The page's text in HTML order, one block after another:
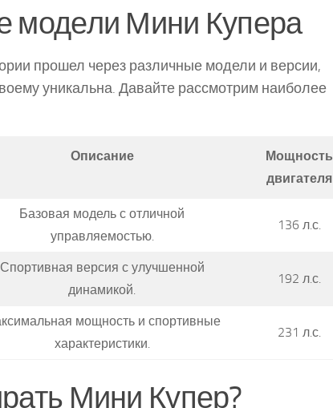
модели Мини Купера
прошел через различные модели и версии,
уникальна. Давайте рассмотрим наиболее
Описание
Мощность
двигателя
Базовая модель с отличной
управляемостью.
136 л.с.
Спортивная версия с улучшенной
динамикой.
192 л.с.
мощность и спортивные
характеристики.
231 л.с.
Мини Купер?